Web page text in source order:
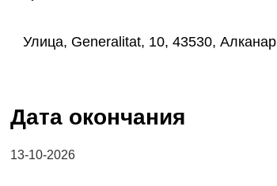
Улица, Generalitat, 10, 43530,
Дата окончания
13-10-2026